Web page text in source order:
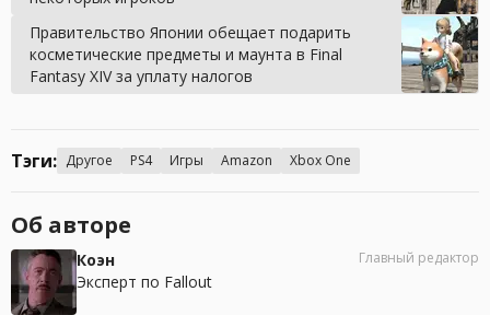
Правительство Японии обещает подарить
косметические предметы и маунта в Final
Fantasy XIV за уплату налогов
Тэги: Другое PS4 Игры Amazon Xbox One
Об авторе
Коэн
Эксперт по Fallout
Главный редактор